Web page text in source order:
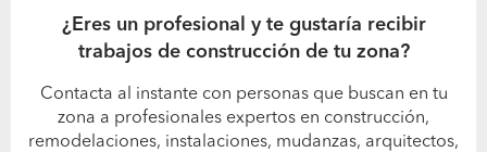
¿Eres un profesional y te gustaría recibir
trabajos de construcción de tu zona?
Contacta al instante con personas que buscan en tu
zona a profesionales expertos en construcción,
remodelaciones, instalaciones, mudanzas, arquitectos,